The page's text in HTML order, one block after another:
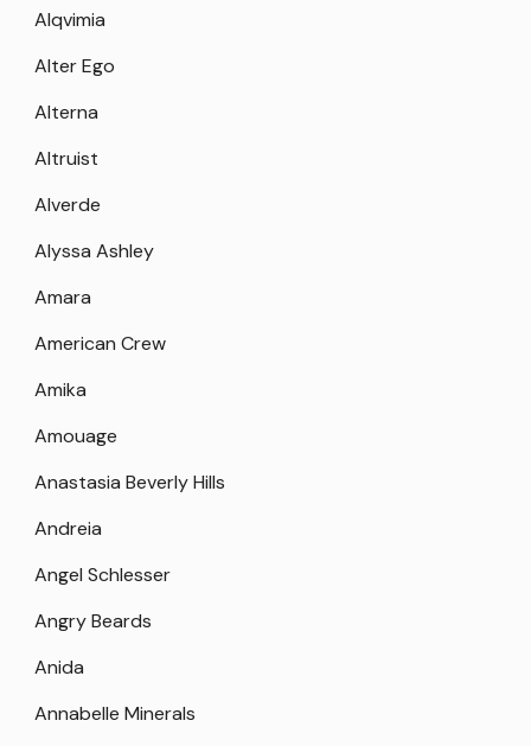
Alqvimia
Alter Ego
Alterna
Altruist
Alverde
Alyssa Ashley
Amara
American Crew
Amika
Amouage
Anastasia Beverly Hills
Andreia
Angel Schlesser
Angry Beards
Anida
Annabelle Minerals